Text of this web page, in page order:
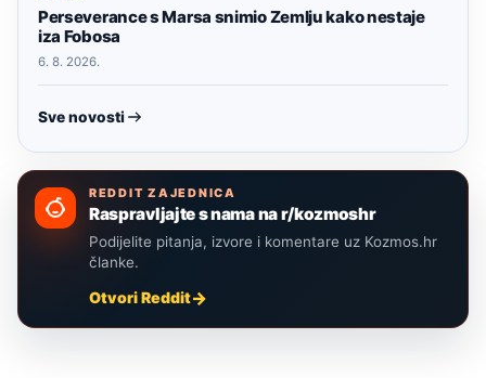
Perseverance s Marsa snimio Zemlju kako nestaje
iza Fobosa
6. 8. 2026.
Sve novosti
REDDIT ZAJEDNICA
Raspravljajte s nama na r/kozmoshr
Podijelite pitanja, izvore i komentare uz Kozmos.hr
članke.
Otvori Reddit